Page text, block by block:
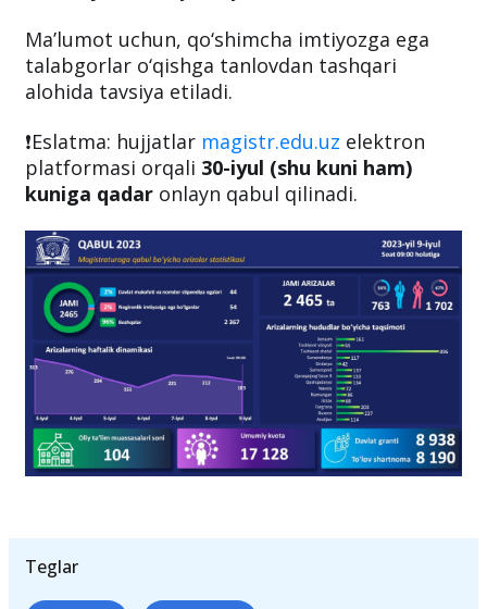
mutaxassisliklari uchun 2 ming 465 nafar
abituriyent onlayn ro‘yxatdan o‘tdi.
talabgorlar o‘qishga tanlovdan tashqari
alohida tavsiya etiladi.
platformasi orqali
30-iyul (shu kuni ham)
kuniga qadaronlayn qabul qilinadi.